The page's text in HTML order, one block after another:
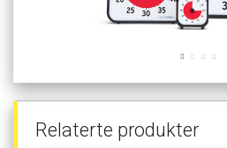
Relaterte produkter